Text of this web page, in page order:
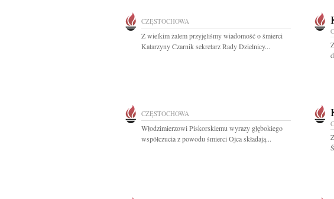
CZĘSTOCHOWA
Z wielkim żalem przyjęliśmy wiadomość o śmierci
Katarzyny Czarnik sekretarz Rady Dzielnicy...
CZĘSTOCHOWA
Włodzimierzowi Piskorskiemu wyrazy głębokiego
współczucia z powodu śmierci Ojca składają...